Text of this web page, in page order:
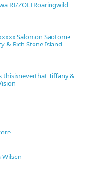
RIZZOLI Roaringwild
Salomon Saotome
& Rich Stone Island
thisisneverthatTiffany &
Wilson